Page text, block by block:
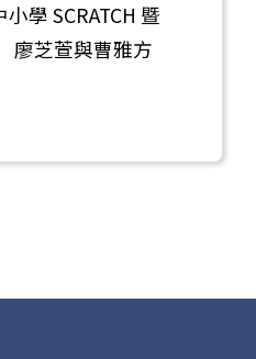
學 SCRATCH 暨
廖芝萱與曹雅方